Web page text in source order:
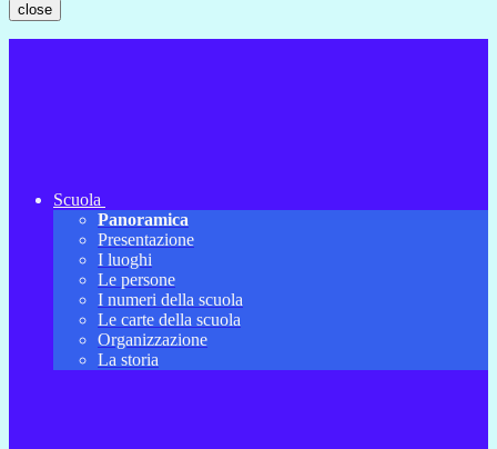
close
Scuola
Panoramica
Presentazione
I luoghi
Le persone
I numeri della scuola
Le carte della scuola
Organizzazione
La storia